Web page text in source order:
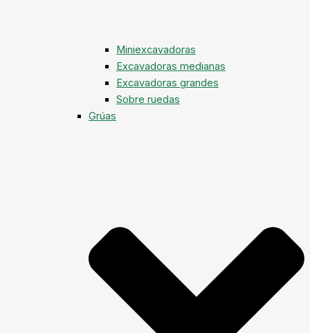
Miniexcavadoras
Excavadoras medianas
Excavadoras grandes
Sobre ruedas
Grúas